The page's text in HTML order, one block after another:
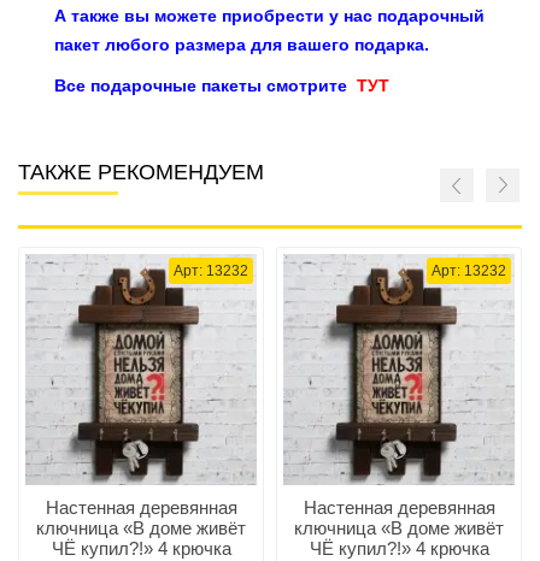
А также вы можете приобрести у нас подарочный
пакет любого размера для вашего подарка.
Все подарочные пакеты смотрите ТУТ
ТАКЖЕ РЕКОМЕНДУЕМ
Арт: 13232
Настенная деревянная
ключница «В доме живёт
ЧЁ купил?!» 4 крючка
Арт: 13232
Настенная деревянная
ключница «В доме живёт
ЧЁ купил?!» 4 крючка